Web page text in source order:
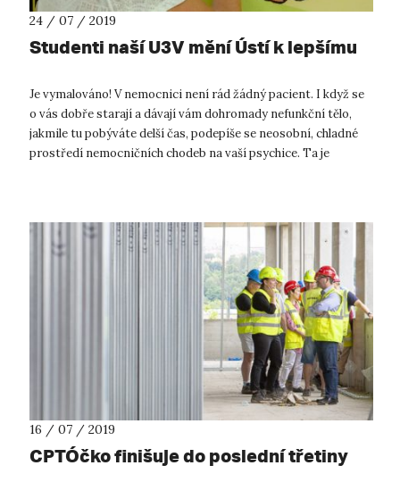
24 / 07 / 2019
Studenti naší U3V mění Ústí k lepšímu
Je vymalováno! V nemocnici není rád žádný pacient. I když se
o vás dobře starají a dávají vám dohromady nefunkční tělo,
jakmile tu pobýváte delší čas, podepíše se neosobní, chladné
prostředí nemocničních chodeb na vaší psychice. Ta je
16 / 07 / 2019
CPTÓčko finišuje do poslední třetiny